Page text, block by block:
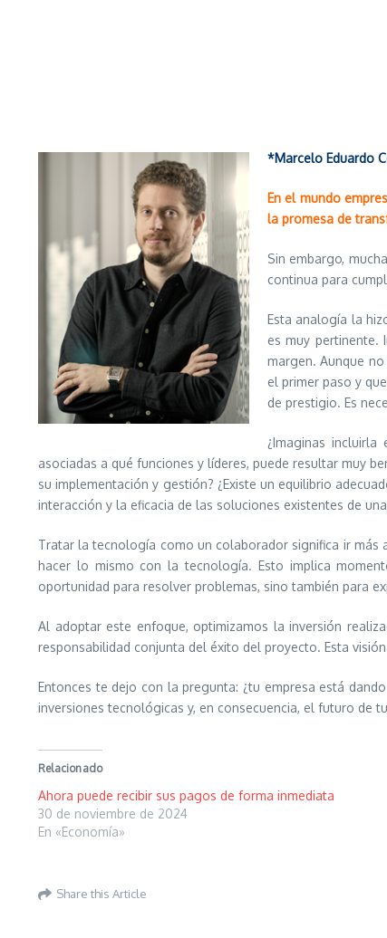
*Marcelo Eduardo
En el mundo
la promesa de
Sin embargo,
continua para
Esta analogía la
es muy pertinente.
margen. Aunque
el primer paso y
de prestigio. Es
¿Imaginas
asociadas a qué funciones y líderes, puede resultar muy
su implementación y gestión? ¿Existe un equilibrio
interacción y la eficacia de las soluciones existentes de
Tratar la tecnología como un colaborador significa ir más
hacer lo mismo con la tecnología. Esto implica
oportunidad para resolver problemas, sino también para
Al adoptar este enfoque, optimizamos la inversión
responsabilidad conjunta del éxito del proyecto. Esta
Entonces te dejo con la pregunta: ¿tu empresa está
inversiones tecnológicas y, en consecuencia, el futuro de
Relacionado
Ahora puede recibir sus pagos de forma inmediata
30 de noviembre de 2024
En «Economía»
Share this Article